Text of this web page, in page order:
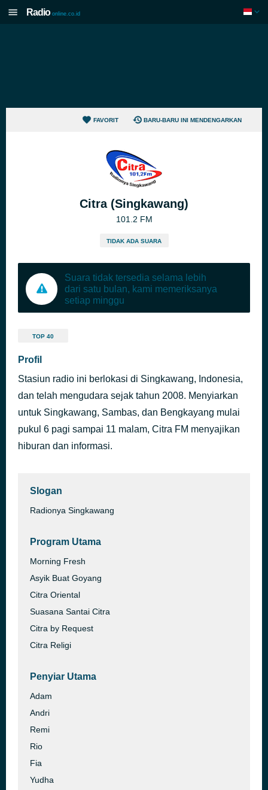
Radio online.co.id
FAVORIT BARU-BARU INI MENDENGARKAN
Citra (Singkawang)
101.2 FM
TIDAK ADA SUARA
Suara tidak tersedia selama lebih
dari satu bulan, kami memeriksanya
setiap minggu
TOP 40
Profil
Stasiun radio ini berlokasi di Singkawang, Indonesia,
dan telah mengudara sejak tahun 2008. Menyiarkan
untuk Singkawang, Sambas, dan Bengkayang mulai
pukul 6 pagi sampai 11 malam, Citra FM menyajikan
hiburan dan informasi.
Slogan
Radionya Singkawang
Program Utama
Morning Fresh
Asyik Buat Goyang
Citra Oriental
Suasana Santai Citra
Citra by Request
Citra Religi
Penyiar Utama
Adam
Andri
Remi
Rio
Fia
Yudha